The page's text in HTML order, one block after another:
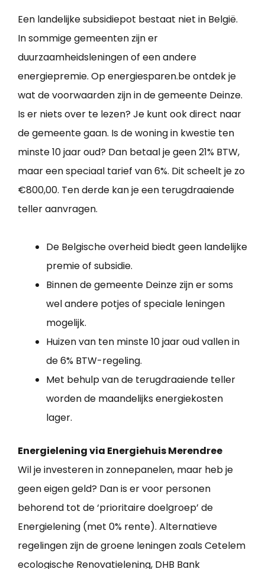
Een landelijke subsidiepot bestaat niet in België.
In sommige gemeenten zijn er
duurzaamheidsleningen of een andere
energiepremie. Op energiesparen.be ontdek je
wat de voorwaarden zijn in de gemeente Deinze.
Is er niets over te lezen? Je kunt ook direct naar
de gemeente gaan. Is de woning in kwestie ten
minste 10 jaar oud? Dan betaal je geen 21% BTW,
maar een speciaal tarief van 6%. Dit scheelt je zo
€800,00. Ten derde kan je een terugdraaiende
teller aanvragen.
De Belgische overheid biedt geen landelijke
premie of subsidie.
Binnen de gemeente Deinze zijn er soms
wel andere potjes of speciale leningen
mogelijk.
Huizen van ten minste 10 jaar oud vallen in
de 6% BTW-regeling.
Met behulp van de terugdraaiende teller
worden de maandelijks energiekosten
lager.
Energielening via Energiehuis Merendree
Wil je investeren in zonnepanelen, maar heb je
geen eigen geld? Dan is er voor personen
behorend tot de ‘prioritaire doelgroep’ de
Energielening (met 0% rente). Alternatieve
regelingen zijn de groene leningen zoals Cetelem
ecologische Renovatielening, DHB Bank